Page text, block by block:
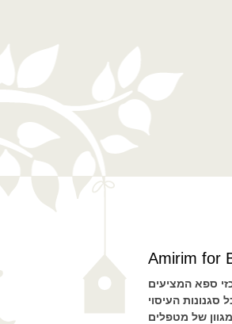
Amirim for
ספא המציעים
סגנונות העיסוי
של מטפלים